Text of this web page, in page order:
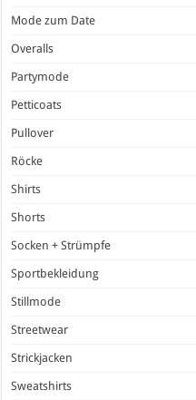
Mode zum Date
Overalls
Partymode
Petticoats
Pullover
Röcke
Shirts
Shorts
Socken + Strümpfe
Sportbekleidung
Stillmode
Streetwear
Strickjacken
Sweatshirts